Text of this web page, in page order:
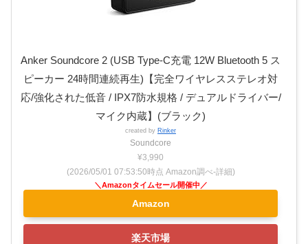
Anker Soundcore 2 (USB Type-C充電 12W Bluetooth 5 ス
ピーカー 24時間連続再生)【完全ワイヤレスステレオ対
応/強化された低音 / IPX7防水規格 / デュアルドライバー/
マイク内蔵】(ブラック)
created by Rinker
Soundcore
¥3,990
(2026/05/01 07:53:50時点 Amazon調べ-詳細)
Amazon
楽天市場